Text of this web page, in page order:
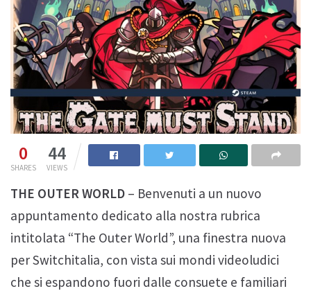
0
SHARES
44
VIEWS
THE OUTER WORLD – Benvenuti a un nuovo
appuntamento dedicato alla nostra rubrica
intitolata “The Outer World”, una finestra nuova
per Switchitalia, con vista sui mondi videoludici
che si espandono fuori dalle consuete e familiari